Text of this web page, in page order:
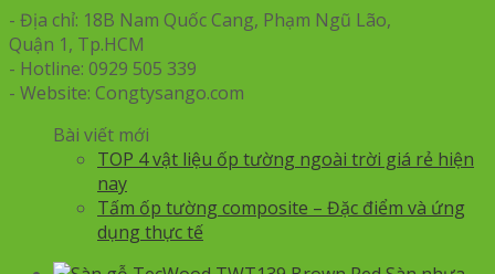
- Địa chỉ: 18B Nam Quốc Cang, Phạm Ngũ Lão,
Quận 1, Tp.HCM
- Hotline: 0929 505 339
- Website: Congtysango.com
Bài viết mới
TOP 4 vật liệu ốp tường ngoài trời giá rẻ hiện
nay
Tấm ốp tường composite – Đặc điểm và ứng
dụng thực tế